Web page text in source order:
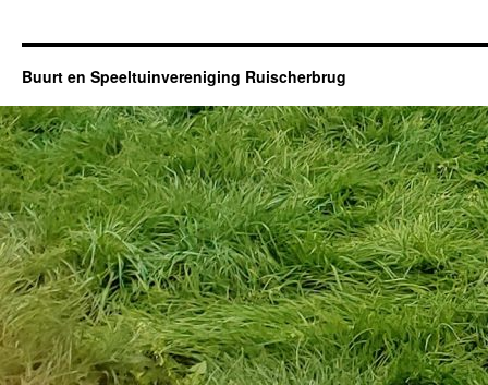
Buurt en Speeltuinvereniging Ruischerbrug